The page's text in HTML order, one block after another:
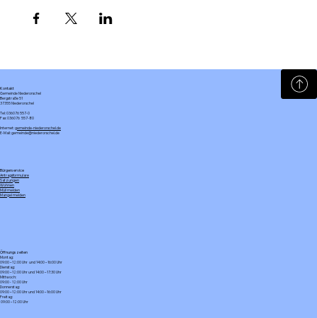
Kontakt
Gemeinde Niederorschel
Bergstraße 51
37355 Niederorschel
Tel: 036076 557-0
Fax: 036076 557-80
Internet:gemeinde-niederorschel.de
E-Mail: gemeinde@niederorschel.de
Bürgerservice
Antragsformulare
Satzungen
Wohnen
Müll melden
Mangel melden
Öffnungszeiten
Montag:
09:00 – 12:00 Uhr und 14:00 – 16:00 Uhr
Dienstag:
09:00 – 12:00 Uhr und 14:00 – 17:30 Uhr
Mittwoch:
09:00 - 12:00 Uhr
Donnerstag:
09:00 – 12:00 Uhr und 14:00 – 16:00 Uhr
Freitag:
09:00 – 12:00 Uhr